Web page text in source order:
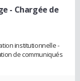
- Chargée de
institutionnelle -
de communiqués